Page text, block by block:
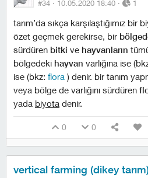
#34 · 10.05.2020 18:40 · 1
tarım’da sıkça karşılaştığımız
özet geçmek gerekirse, bir
sürdüren bitki ve hayvanların
bölgedeki hayvan varlığına ise
ise (bkz: flora ) denir. bir tanım
veya bölge de varlığını sürdüren
yada biyota denir.
0 0
vertical farming (dikey tarım)